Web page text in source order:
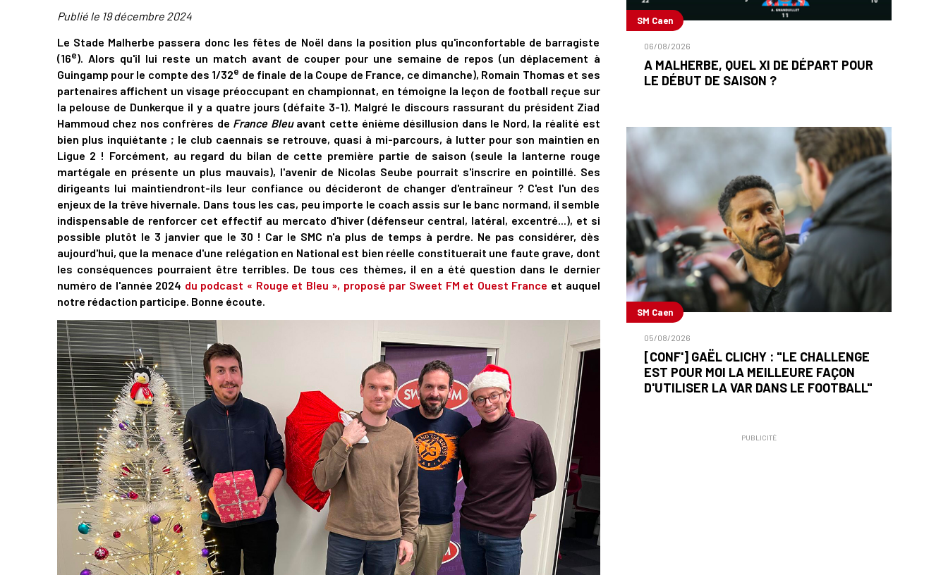
Publié le 19 décembre 2024
Le Stade Malherbe passera donc les fêtes de Noël dans la position plus qu'inconfortable de barragiste
(16e). Alors qu'il lui reste un match avant de couper pour une semaine de repos (un déplacement à
Guingamp pour le compte des 1/32e de finale de la Coupe de France, ce dimanche), Romain Thomas et ses
partenaires affichent un visage préoccupant en championnat, en témoigne la leçon de football reçue sur
la pelouse de Dunkerque il y a quatre jours (défaite 3-1). Malgré le discours rassurant du président Ziad
Hammoud chez nos confrères de France Bleuavant cette énième désillusion dans le Nord, la réalité est
bien plus inquiétante ; le club caennais se retrouve, quasi à mi-parcours, à lutter pour son maintien en
Ligue 2 ! Forcément, au regard du bilan de cette première partie de saison (seule la lanterne rouge
martégale en présente un plus mauvais), l'avenir de Nicolas Seube pourrait s'inscrire en pointillé. Ses
dirigeants lui maintiendront-ils leur confiance ou décideront de changer d'entraîneur ? C'est l'un des
enjeux de la trêve hivernale. Dans tous les cas, peu importe le coach assis sur le banc normand, il semble
indispensable de renforcer cet effectif au mercato d'hiver (défenseur central, latéral, excentré...), et si
possible plutôt le 3 janvier que le 30 ! Car le SMC n'a plus de temps à perdre. Ne pas considérer, dès
aujourd'hui, que la menace d'une relégation en National est bien réelle constituerait une faute grave, dont
les conséquences pourraient être terribles. De tous ces thèmes, il en a été question dans le dernier
numéro de l'année 2024 du podcast « Rouge et Bleu », proposé par Sweet FM et Ouest France et auquel
notre rédaction participe. Bonne écoute.
SM Caen
06/08/2026
A MALHERBE, QUEL XI DE DÉPART POUR
LE DÉBUT DE SAISON ?
SM Caen
05/08/2026
[CONF'] GAËL CLICHY : "LE CHALLENGE
EST POUR MOI LA MEILLEURE FAÇON
D'UTILISER LA VAR DANS LE FOOTBALL"
PUBLICITÉ